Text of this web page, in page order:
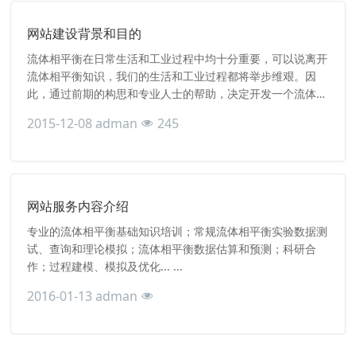
网站建设背景和目的
流体相平衡在日常生活和工业过程中均十分重要，可以说离开
流体相平衡知识，我们的生活和工业过程都将举步维艰。因
此，通过前期的构思和专业人士的帮助，决定开发一个流体相
2015-12-08 adman 245
网站服务内容介绍
专业的流体相平衡基础知识培训；常规流体相平衡实验数据测
试、查询和理论模拟；流体相平衡数据估算和预测；科研合
作；过程建模、模拟及优化... ...
2016-01-13 adman